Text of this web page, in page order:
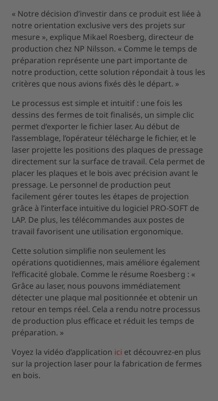
« Notre décision d’investir dans ce produit est liée à
notre orientation exclusive vers des projets sur
mesure », explique Mikael Roesberg, directeur de
production chez NP Nilsson. « Comme le temps de
préparation représente une part importante de
notre production, cette solution répondait à tous les
critères que nous avions fixés dès le départ. »
Le processus est simple et intuitif : une fois les
dessins des fermes de toit finalisés, un simple clic
permet d’exporter le fichier laser. Au début de
l’assemblage, l’opérateur télécharge le fichier, et le
laser projette les positions des plaques de pressage
directement sur la surface de travail. Cela permet de
placer les plaques et le bois avec précision avant le
pressage. Le personnel de production peut
facilement gérer toutes les étapes de projection
grâce à l’interface intuitive du logiciel PRO-SOFT de
LAP. De plus, les télécommandes aux postes de
travail favorisent une utilisation ergonomique.
Cette solution simplifie non seulement les
opérations quotidiennes, mais améliore également
l’efficacité globale. Comme le résume Roesberg : «
Grâce au laser, nous pouvons immédiatement
détecter une plaque mal positionnée et obtenir un
retour en temps réel. Cela a rendu notre processus
de production plus efficace et réduit les temps de
préparation. »
Voyez la vidéo d’application ici et découvrez-en plus
sur la projection laser pour la fabrication de fermes
en bois.